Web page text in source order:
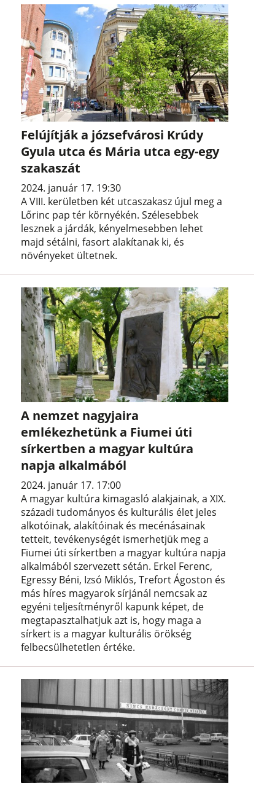
Felújítják a józsefvárosi Krúdy
Gyula utca és Mária utca egy-egy
szakaszát
2024. január 17. 19:30
A VIII. kerületben két utcaszakasz újul meg a
Lőrinc pap tér környékén. Szélesebbek
lesznek a járdák, kényelmesebben lehet
majd sétálni, fasort alakítanak ki, és
növényeket ültetnek.
A nemzet nagyjaira
emlékezhetünk a Fiumei úti
sírkertben a magyar kultúra
napja alkalmából
2024. január 17. 17:00
A magyar kultúra kimagasló alakjainak, a XIX.
századi tudományos és kulturális élet jeles
alkotóinak, alakítóinak és mecénásainak
tetteit, tevékenységét ismerhetjük meg a
Fiumei úti sírkertben a magyar kultúra napja
alkalmából szervezett sétán. Erkel Ferenc,
Egressy Béni, Izsó Miklós, Trefort Ágoston és
más híres magyarok sírjánál nemcsak az
egyéni teljesítményről kapunk képet, de
megtapasztalhatjuk azt is, hogy maga a
sírkert is a magyar kulturális örökség
felbecsülhetetlen értéke.